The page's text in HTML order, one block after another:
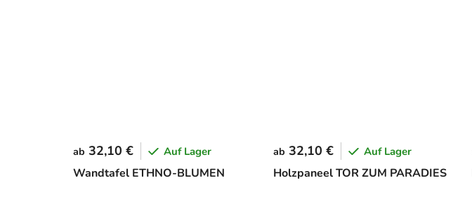
Wandtafel ETHNO-BLUMEN
ab 32,10 € Auf Lager
Holzpaneel TOR ZUM PARADIES
ab 32,10 € Auf Lager